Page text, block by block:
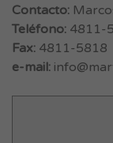
Contacto:
Teléfono: 4811-
Fax: 4811-5818
e-mail: